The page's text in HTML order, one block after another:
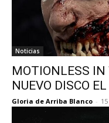
Noticias
MOTIONLESS
NUEVO DISCO
Gloria de Arriba Blanco -